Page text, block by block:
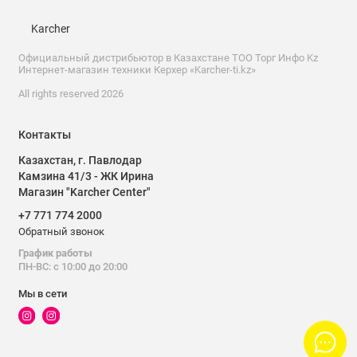
Интенсивное базовое чистящее
средство для использования с
аппартами высокого давления и в
поломоечных машинах
Для тщательной очистки сильно
покрытий
Karcher
Официальный дистрибьютор в Казахстане ТОО Торг Инфо Kz
Интернет-магазин техники Керхер «Karcher-ti.kz»
All rights reserved 2026
Контакты
Казахстан, г. Павлодар
Камзина 41/3 - ЖК Ирина
Магазин "Karcher Center"
+7 771 774 2000
Обратный звонок
График работы
ПН-ВС: с 10:00 до 20:00
Мы в сети